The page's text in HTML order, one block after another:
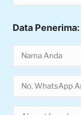
Data Penerima: